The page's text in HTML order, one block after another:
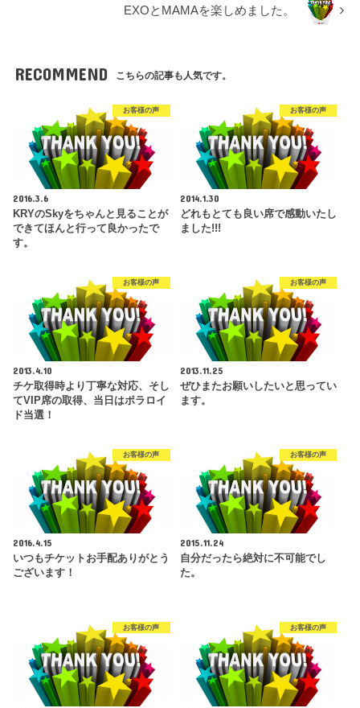
EXOとMAMAを楽しめました。
RECOMMEND こちらの記事も人気です。
お客様の声
2016.3.6
KRYのSkyをちゃんと見ることが
できてほんと行って良かったで
す。
お客様の声
2014.1.30
どれもとても良い席で感動いたし
ました!!!
お客様の声
2013.4.10
チケ取得時より丁寧な対応、そし
てVIP席の取得、当日はポラロイ
ド当選！
お客様の声
2013.11.25
ぜひまたお願いしたいと思ってい
ます。
お客様の声
2016.4.15
いつもチケットお手配ありがとう
ございます！
お客様の声
2015.11.24
自分だったら絶対に不可能でし
た。
お客様の声 お客様の声